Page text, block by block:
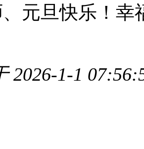
元旦快乐！
2026-1-1